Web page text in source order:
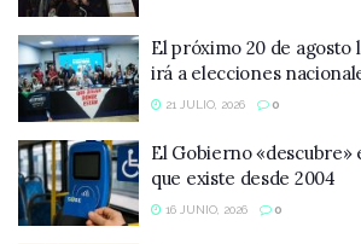
El próximo 20 de agosto
irá a elecciones
21 JULIO, 2026 0
El Gobierno «descubre»
que existe desde 2004
16 JUNIO, 2026 0